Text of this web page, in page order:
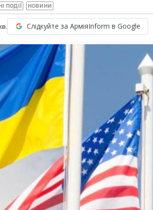
ПОДІЇ НОВИНИ
Слідкуйте за АрміяInform в Google